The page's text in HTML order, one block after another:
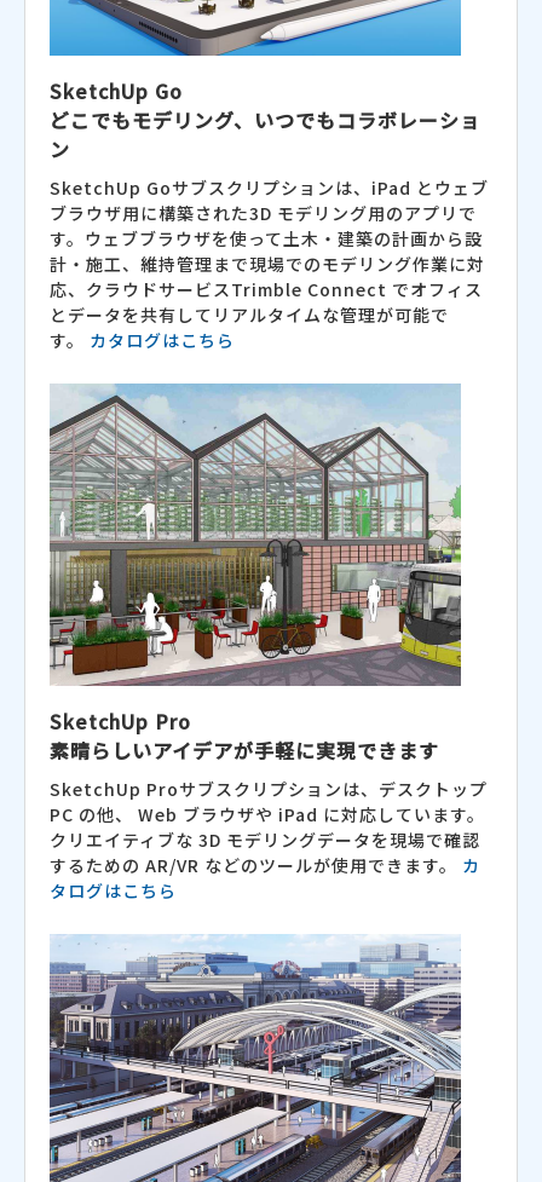
SketchUp Go
どこでもモデリング、いつでもコラボレーショ
ン
SketchUp Goサブスクリプションは、iPad とウェブ
ブラウザ用に構築された3D モデリング用のアプリで
す。ウェブブラウザを使って土木・建築の計画から設
計・施工、維持管理まで現場でのモデリング作業に対
応、クラウドサービスTrimble Connect でオフィス
とデータを共有してリアルタイムな管理が可能で
す。 カタログはこちら
SketchUp Pro
素晴らしいアイデアが手軽に実現できます
SketchUp Proサブスクリプションは、デスクトップ
PC の他、 Web ブラウザや iPad に対応しています。
クリエイティブな 3D モデリングデータを現場で確認
するための AR/VR などのツールが使用できます。 カ
タログはこちら